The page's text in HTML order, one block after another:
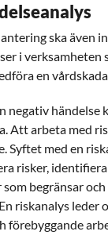
ska även
i verksamheten
en
negativ händelse
Att arbeta med
Syftet med en
risker,
begränsar
riskanalys leder
förebyggande